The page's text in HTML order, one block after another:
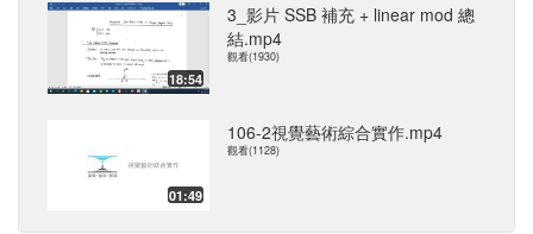
18:54
3_影片 SSB 補充 + linear mod 總
結.mp4
觀看(1930)
01:49
106-2視覺藝術綜合實作.mp4
觀看(1128)